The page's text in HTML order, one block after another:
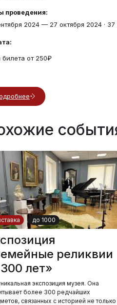
проведения:
2024 — 27 октября 2024 · 37
билета от 250₽
до 1000
реликвии
лет»
экспозиция музея. Она
более 300 редчайших
связанных с историей не только